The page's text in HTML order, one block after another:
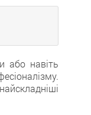
або навіть